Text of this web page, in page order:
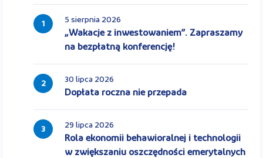
1 5 sierpnia 2026
„Wakacje z inwestowaniem”. Zapraszamy
na bezpłatną konferencję!
2 30 lipca 2026
Dopłata roczna nie przepada
3 29 lipca 2026
Rola ekonomii behawioralnej i technologii
w zwiększaniu oszczędności emerytalnych